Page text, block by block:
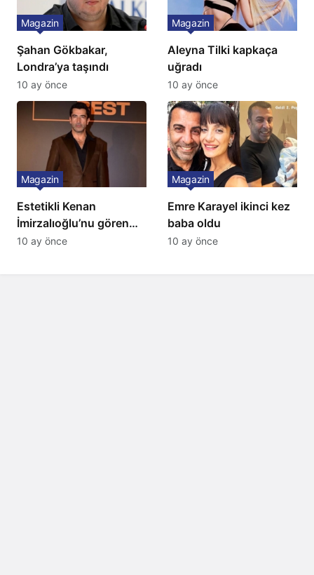
Şahan Gökbakar,
Londra’ya taşındı
Magazin
10 ay önce
Aleyna Tilki kapkaça
uğradı
Magazin
10 ay önce
Estetikli Kenan
İmirzalıoğlu’nu gören
tanıyamıyor: Son hali
Magazin
10 ay önce
Emre Karayel ikinci kez
baba oldu
Magazin
10 ay önce